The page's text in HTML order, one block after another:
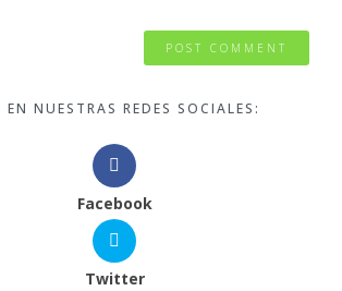
EN NUESTRAS REDES SOCIALES:
Facebook
Twitter